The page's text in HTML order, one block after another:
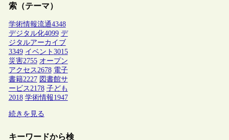
索（テーマ）
学術情報流通4348
デジタル化4099 デ
ジタルアーカイブ
3349 イベント 3015
災害2755 オープン
アクセス2678 電子
書籍2227 図書館サ
ービス2178 子ども
2018 学術情報1947
続きを見る
キーワードから検